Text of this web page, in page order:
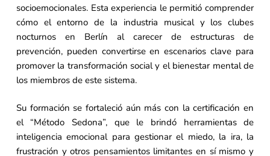
socioemocionales. Esta experiencia le permitió comprender
cómo el entorno de la industria musical y los clubes
nocturnos en Berlín al carecer de estructuras de
prevención, pueden convertirse en escenarios clave para
promover la transformación social y el bienestar mental de
los miembros de este sistema.
Su formación se fortaleció aún más con la certificación en
el “Método Sedona”, que le brindó herramientas de
inteligencia emocional para gestionar el miedo, la ira, la
frustración y otros pensamientos limitantes en sí mismo y